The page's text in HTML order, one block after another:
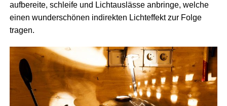
aufbereite, schleife und Lichtauslässe anbringe, welche
einen wunderschönen indirekten Lichteffekt zur Folge
tragen.